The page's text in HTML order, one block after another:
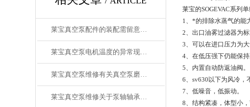
莱宝真空泵配件的装配需留意哪些？
莱宝真空泵电机温度的异常现象处理
莱宝真空泵维修有关真空泵磨损的原因分析
莱宝真空泵维修关于泵轴轴承位的磨损修复
莱宝的SOGEVAC系列
1、*的排除水蒸气的能
2、出口油雾过滤器为
3、可以在进口压力为
4、在低压强下仍能保持
5、内置自动防返油阀。
6、sv630以下为风冷，
7、低噪音，低振动。
8、结构紧凑，体型小，